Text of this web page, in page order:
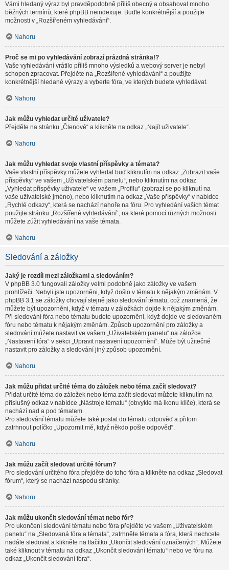
Vámi hledaný výraz byl pravděpodobně příliš obecný a obsahoval mnoho
běžných termínů, které phpBB neindexuje. Buďte konkrétnější a použijte
možnosti v „Rozšířeném vyhledávání“.
Nahoru
Proč se mi po vyhledávání zobrazí prázdná stránka!?
Vaše vyhledávání vrátilo příliš mnoho výsledků a webový server je nebyl
schopen zpracovat. Přejděte na „Rozšířené vyhledávání“ a použijte
konkrétnější hledané výrazy a vyberte fóra, ve kterých budete vyhledávat.
Nahoru
Jak můžu vyhledat určité uživatele?
Přejděte na stránku „Členové“ a klikněte na odkaz „Najít uživatele“.
Nahoru
Jak můžu vyhledat svoje vlastní příspěvky a témata?
Vaše vlastní příspěvky můžete vyhledat buď kliknutím na odkaz „Zobrazit vaše
příspěvky“ ve vašem „Uživatelském panelu“, nebo kliknutím na odkaz
„Vyhledat příspěvky uživatele“ ve vašem „Profilu“ (zobrazí se po kliknutí na
vaše uživatelské jméno), nebo kliknutím na odkaz „Vaše příspěvky“ v nabídce
„Rychlé odkazy“, která se nachází nahoře na fóru. Pro vyhledání vašich témat
použijte stránku „Rozšířené vyhledávání“, na které pomocí různých možnosti
můžete zúžit vyhledávání na vaše témata.
Nahoru
Sledování a záložky
Jaký je rozdíl mezi záložkami a sledováním?
V phpBB 3.0 fungovali záložky velmi podobně jako záložky ve vašem
prohlížeči. Nebyli jste upozorněni, když došlo v tématu k nějakým změnám. V
phpBB 3.1 se záložky chovají stejně jako sledování tématu, což znamená, že
můžete být upozorněni, když v tématu v záložkách dojde k nějakým změnám.
Při sledování fóra nebo tématu budete upozorněni, když dojde ve sledovaném
fóru nebo tématu k nějakým změnám. Způsob upozornění pro záložky a
sledování můžete nastavit ve vašem „Uživatelském panelu“ na záložce
„Nastavení fóra“ v sekci „Upravit nastavení upozornění“. Může být užitečné
nastavit pro záložky a sledování jiný způsob upozornění.
Nahoru
Jak můžu přidat určité téma do záložek nebo téma začít sledovat?
Přidat určité téma do záložek nebo téma začít sledovat můžete kliknutím na
příslušný odkaz v nabídce „Nástroje tématu“ (obvykle má ikonu klíče), která se
nachází nad a pod tématem.
Pro sledování tématu můžete také poslat do tématu odpověď a přitom
zatrhnout políčko „Upozornit mě, když někdo pošle odpověď“.
Nahoru
Jak můžu začít sledovat určité fórum?
Pro sledování určitého fóra přejděte do toho fóra a klikněte na odkaz „Sledovat
fórum“, který se nachází naspodu stránky.
Nahoru
Jak můžu ukončit sledování témat nebo fór?
Pro ukončení sledování tématu nebo fóra přejděte ve vašem „Uživatelském
panelu“ na „Sledovaná fóra a témata“, zatrhněte témata a fóra, která nechcete
nadále sledovat a klikněte na tlačítko „Ukončit sledování označených“. Můžete
také kliknout v tématu na odkaz „Ukončit sledování tématu“ nebo ve fóru na
odkaz „Ukončit sledování fóra“.